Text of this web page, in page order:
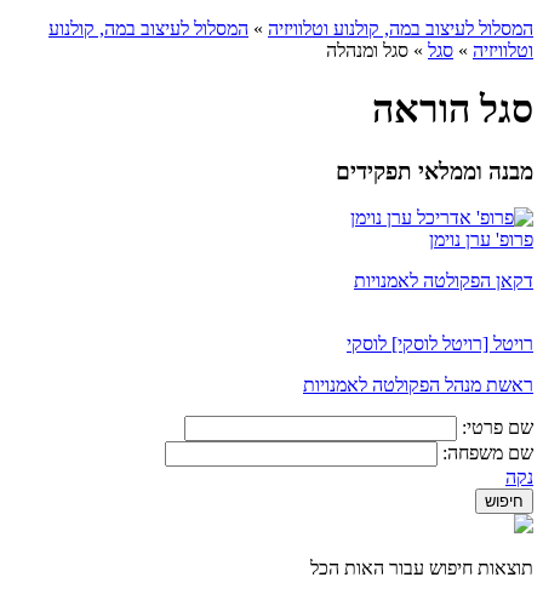
המסלול לעיצוב במה, קולנוע וטלוויזיה » המסלול לעיצוב במה, קולנוע
וטלוויזיה » סגל » סגל ומנהלה
סגל הוראה
מבנה וממלאי תפקידים
פרופ' ערן נוימן
דקאן הפקולטה לאמנויות
רויטל [רויטל לוסקי] לוסקי
ראשת מנהל הפקולטה לאמנויות
שם פרטי:
שם משפחה:
נקה
תוצאות חיפוש עבור האות הכל